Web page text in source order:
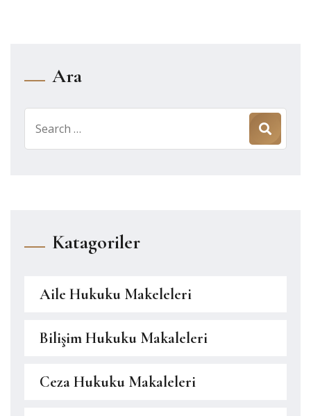
Ara
for:
Katagoriler
Aile Hukuku Makeleleri
Bilişim Hukuku Makaleleri
Ceza Hukuku Makaleleri